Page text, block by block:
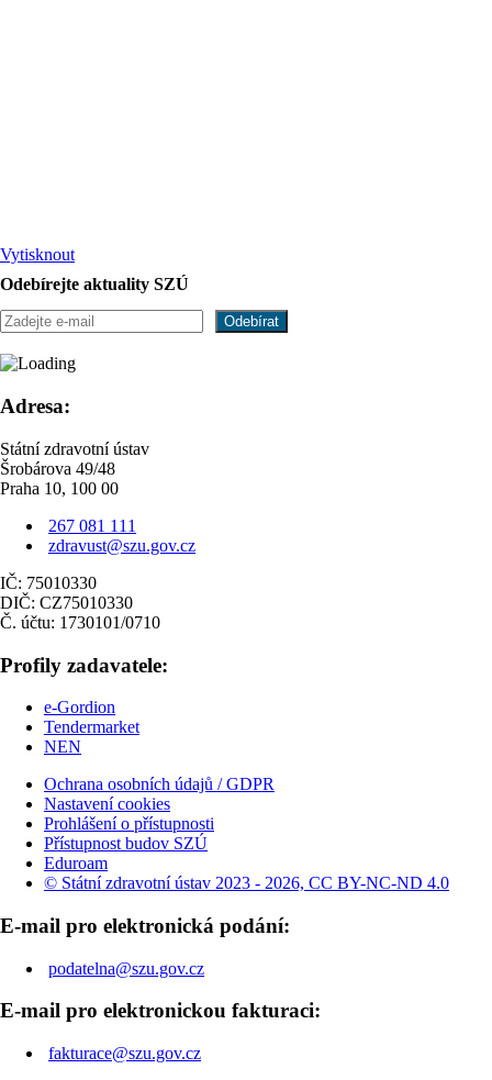
Vytisknout
Odebírejte aktuality SZÚ
Adresa:
Státní zdravotní ústav
Šrobárova 49/48
Praha 10, 100 00
267 081 111
zdravust@szu.gov.cz
IČ: 75010330
DIČ: CZ75010330
Č. účtu: 1730101/0710
Profily zadavatele:
e-Gordion
Tendermarket
NEN
Ochrana osobních údajů / GDPR
Nastavení cookies
Prohlášení o přístupnosti
Přístupnost budov SZÚ
Eduroam
© Státní zdravotní ústav 2023 - 2026, CC BY-NC-ND 4.0
E-mail pro elektronická podání:
podatelna@szu.gov.cz
E-mail pro elektronickou fakturaci:
fakturace@szu.gov.cz